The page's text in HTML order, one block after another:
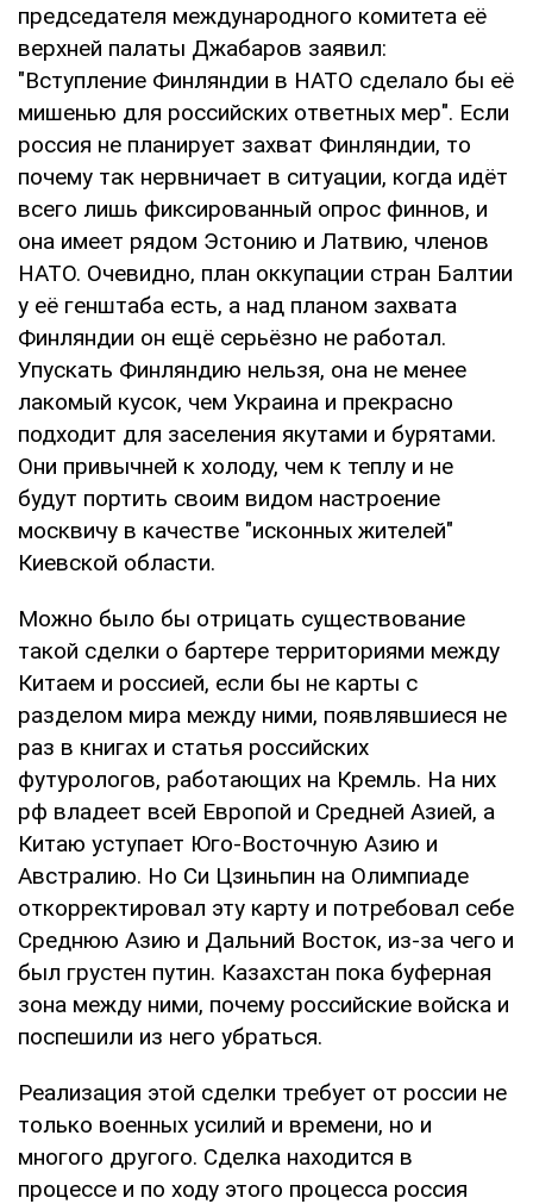
председателя международного комитета её
верхней палаты Джабаров заявил:
"Вступление Финляндии в НАТО сделало бы её
мишенью для российских ответных мер". Если
россия не планирует захват Финляндии, то
почему так нервничает в ситуации, когда идёт
всего лишь фиксированный опрос финнов, и
она имеет рядом Эстонию и Латвию, членов
НАТО. Очевидно, план оккупации стран Балтии
у её генштаба есть, а над планом захвата
Финляндии он ещё серьёзно не работал.
Упускать Финляндию нельзя, она не менее
лакомый кусок, чем Украина и прекрасно
подходит для заселения якутами и бурятами.
Они привычней к холоду, чем к теплу и не
будут портить своим видом настроение
москвичу в качестве "исконных жителей"
Киевской области.
Можно было бы отрицать существование
такой сделки о бартере территориями между
Китаем и россией, если бы не карты с
разделом мира между ними, появлявшиеся не
раз в книгах и статья российских
футурологов, работающих на Кремль. На них
рф владеет всей Европой и Средней Азией, а
Китаю уступает Юго-Восточную Азию и
Австралию. Но Си Цзиньпин на Олимпиаде
откорректировал эту карту и потребовал себе
Среднюю Азию и Дальний Восток, из-за чего и
был грустен путин. Казахстан пока буферная
зона между ними, почему российские войска и
поспешили из него убраться.
Реализация этой сделки требует от россии не
только военных усилий и времени, но и
многого другого. Сделка находится в
процессе и по ходу этого процесса россия